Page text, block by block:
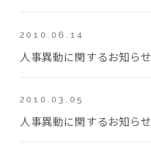
2010.06.14
人事異動に関するお知らせ
2010.03.05
人事異動に関するお知らせ